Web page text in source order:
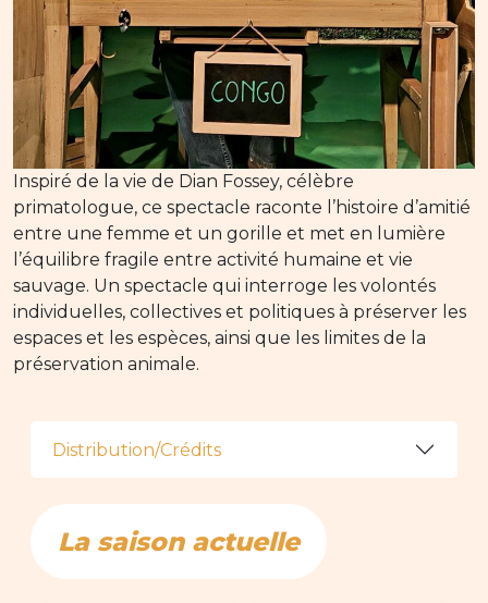
Inspiré de la vie de Dian Fossey, célèbre
primatologue, ce spectacle raconte l’histoire d’amitié
entre une femme et un gorille et met en lumière
l’équilibre fragile entre activité humaine et vie
sauvage. Un spectacle qui interroge les volontés
individuelles, collectives et politiques à préserver les
espaces et les espèces, ainsi que les limites de la
préservation animale.
Distribution/Crédits
La saison actuelle